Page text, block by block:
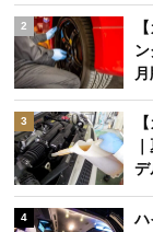
2
月
3
デ
4
ハ